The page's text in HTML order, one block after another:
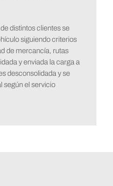
distintos clientes se
siguiendo criterios
de mercancía, rutas
y enviada la carga a
desconsolidada y se
según el servicio